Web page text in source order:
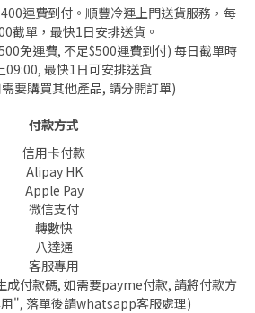
運費到付。順豐冷運上門送貨服務，每
截單，最快1日安排送貨。
免運費, 不足$500運費到付) 每日截單時
09:00, 最快1日可安排送貨
要購買其他產品, 請分開訂單)
付款方式
信用卡付款
Alipay HK
Apple Pay
微信支付
轉數快
八達通
客服專用
成付款碼, 如需要payme付款, 請將付款方
", 落單後請whatsapp客服處理)